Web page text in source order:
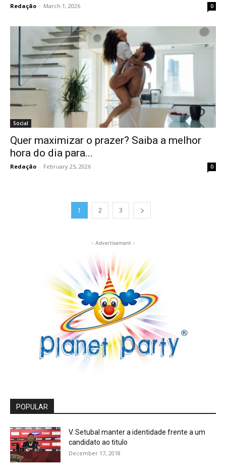
Redação - March 1, 2026 0
Social
Quer maximizar o prazer? Saiba a melhor
hora do dia para...
Redação - February 25, 2026 0
1 2 3
- Advertisement -
POPULAR
V. Setubal manter a identidade frente a um
candidato ao titulo
December 17, 2018